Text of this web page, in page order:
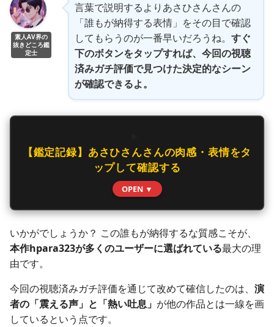
素人AV界の
抜きどころ鑑
定士
言葉で説明するよりあさひさんさんの
「誰もが納得する表情」をその目で確認
してもらうのが一番早いだろうね。 すぐ
下のボタンをタップすれば、今回の視聴
済みガチ評価で見つけた決定的なシーン
が確認できるよ。
【鑑定記録】あさひさんさんの肉感・表情をタ
ップして確認する
OPEN ▼
いかがでしょうか？ この誰もが納得するな質感こそが、
本作hpara323が多くのユーザーに選ばれている最大の理
由です。
今回の視聴済みガチ評価を通じて改めて確信したのは、 演
者の「震える声」と「熱い吐息」 が他の作品とは一線を画
しているという点です。